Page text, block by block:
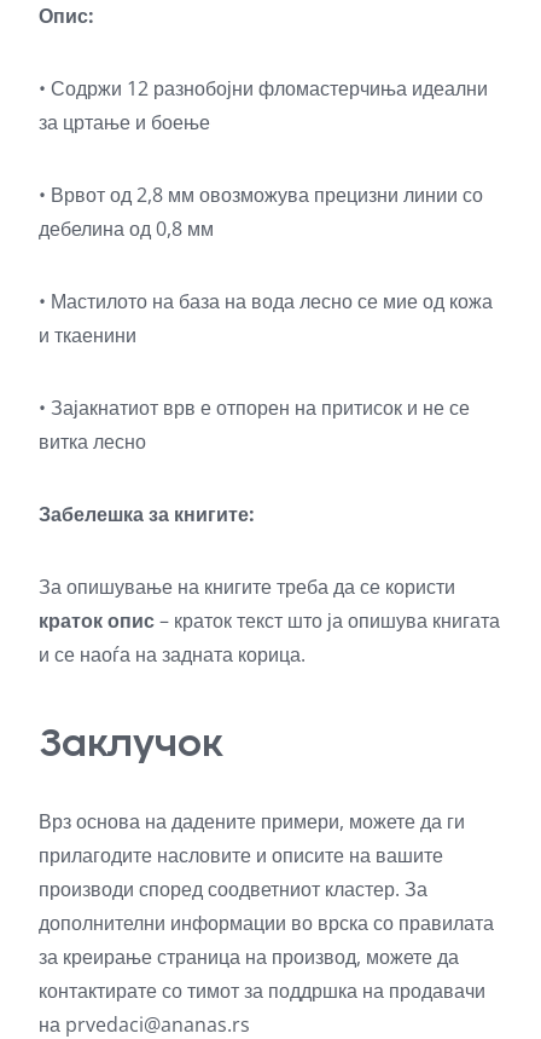
Опис:
• Содржи 12 разнобојни фломастерчиња идеални
за цртање и боење
• Врвот од 2,8 мм овозможува прецизни линии со
дебелина од 0,8 мм
• Мастилото на база на вода лесно се мие од кожа
и ткаенини
• Зајакнатиот врв е отпорен на притисок и не се
витка лесно
Забелешка за книгите:
За опишување на книгите треба да се користи
краток опис– краток текст што ја опишува книгата
и се наоѓа на задната корица.
Заклучок
Врз основа на дадените примери, можете да ги
прилагодите насловите и описите на вашите
производи според соодветниот кластер. За
дополнителни информации во врска со правилата
за креирање страница на производ, можете да
контактирате со тимот за поддршка на продавачи
на prvedaci@ananas.rs